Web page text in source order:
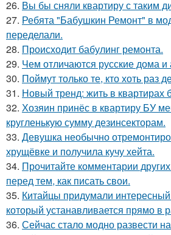
26. Вы бы сняли квартиру с таким
27. Ребята "Бабушкин Ремонт" в
переделали.
28. Происходит бабулинг ремонта.
29. Чем отличаются русские дома и
30. Поймут только те, кто хоть раз
31. Новый тренд: жить в квартирах
32. Хозяин принёс в квартиру БУ
кругленькую сумму дезинсекторам.
33. Девушка необычно
хрущёвке и получила кучу хейта.
34. Прочитайте комментарии
перед тем, как писать свои.
35. Китайцы придумали
который устанавливается прямо в
36. Сейчас стало модно развести